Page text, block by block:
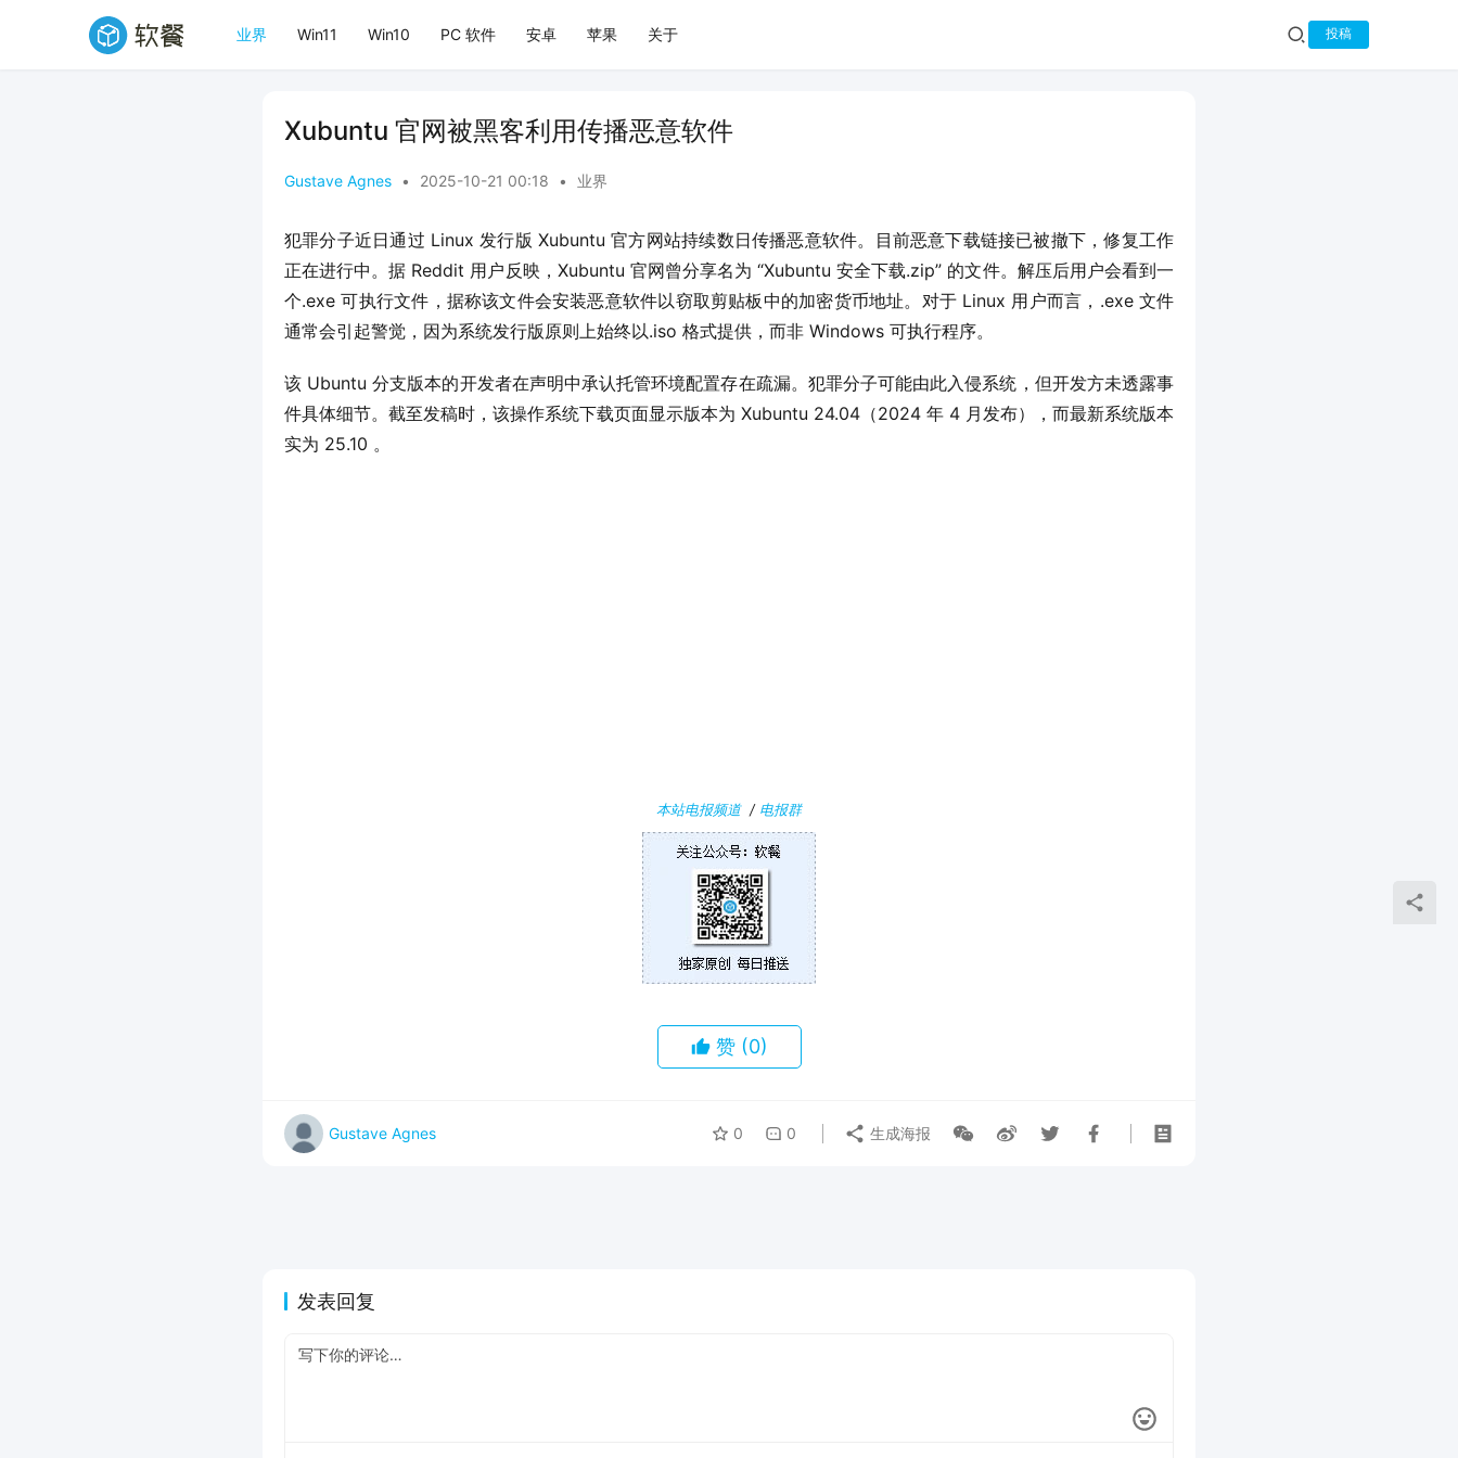
业界 Win11 Win10 PC 软件 安卓 苹果 关于 投稿
Xubuntu 官网被黑客利用传播恶意软件
Gustave Agnes • 2025-10-21 00:18 • 业界
犯罪分子近日通过 Linux 发行版 Xubuntu 官方网站持续数日传播恶意软件。目前恶意下载链接已被撤下，修复工作
正在进行中。据 Reddit 用户反映，Xubuntu 官网曾分享名为 “Xubuntu 安全下载.zip” 的文件。解压后用户会看到一
个.exe 可执行文件，据称该文件会安装恶意软件以窃取剪贴板中的加密货币地址。对于 Linux 用户而言，.exe 文件
通常会引起警觉，因为系统发行版原则上始终以.iso 格式提供，而非 Windows 可执行程序。
该 Ubuntu 分支版本的开发者在声明中承认托管环境配置存在疏漏。犯罪分子可能由此入侵系统，但开发方未透露事
件具体细节。截至发稿时，该操作系统下载页面显示版本为 Xubuntu 24.04（2024 年 4 月发布），而最新系统版本
实为 25.10 。
本站电报频道/ 电报群
赞 (0)
Gustave Agnes 0 0 生成海报
发表回复